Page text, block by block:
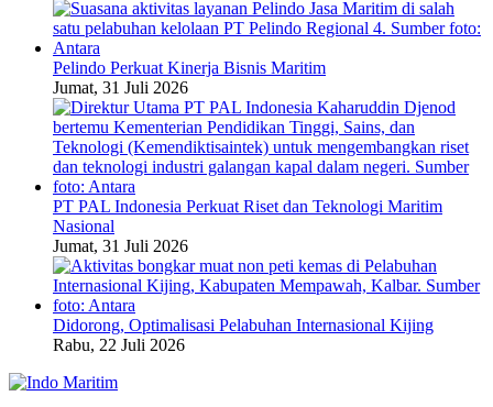
Pelindo Perkuat Kinerja Bisnis Maritim
Jumat, 31 Juli 2026
PT PAL Indonesia Perkuat Riset dan Teknologi Maritim
Nasional
Jumat, 31 Juli 2026
Didorong, Optimalisasi Pelabuhan Internasional Kijing
Rabu, 22 Juli 2026